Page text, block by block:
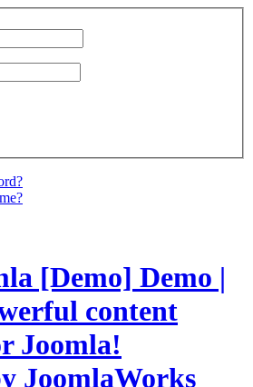
[Demo] Demo |
content
Joomla!
JoomlaWorks